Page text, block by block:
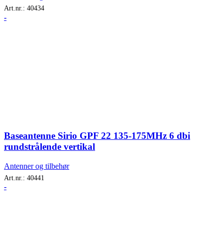
Art.nr.: 40434
-
Baseantenne Sirio GPF 22 135-175MHz 6 dbi
rundstrålende vertikal
Antenner og tilbehør
Art.nr.: 40441
-